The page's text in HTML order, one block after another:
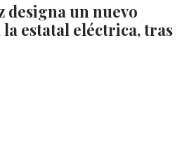
designa un nuevo
estatal eléctrica, tras